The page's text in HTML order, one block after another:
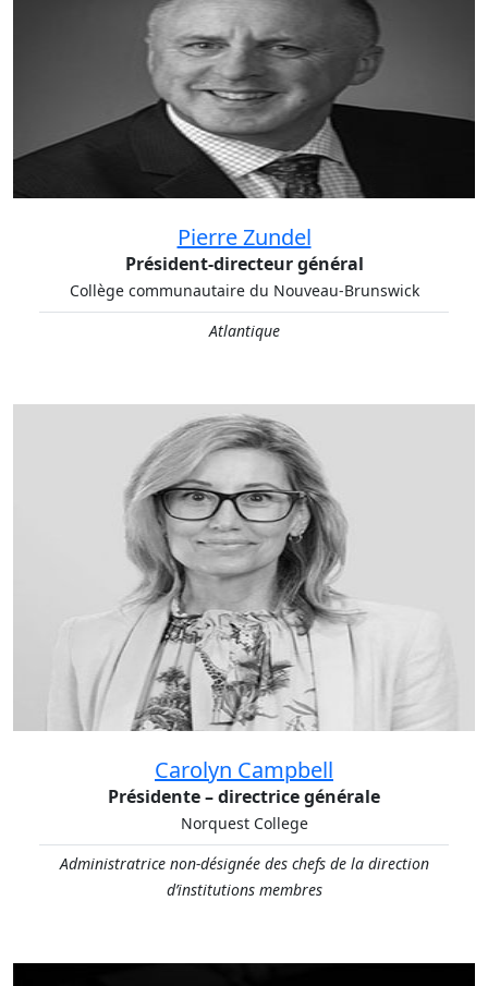
Pierre Zundel
Président-directeur général
Collège communautaire du Nouveau-Brunswick
Atlantique
Carolyn Campbell
Présidente – directrice générale
Norquest College
Administratrice non-désignée des chefs de la direction
d’institutions membres